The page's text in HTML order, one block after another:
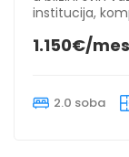
institucija,
1.150€/
2.0 soba